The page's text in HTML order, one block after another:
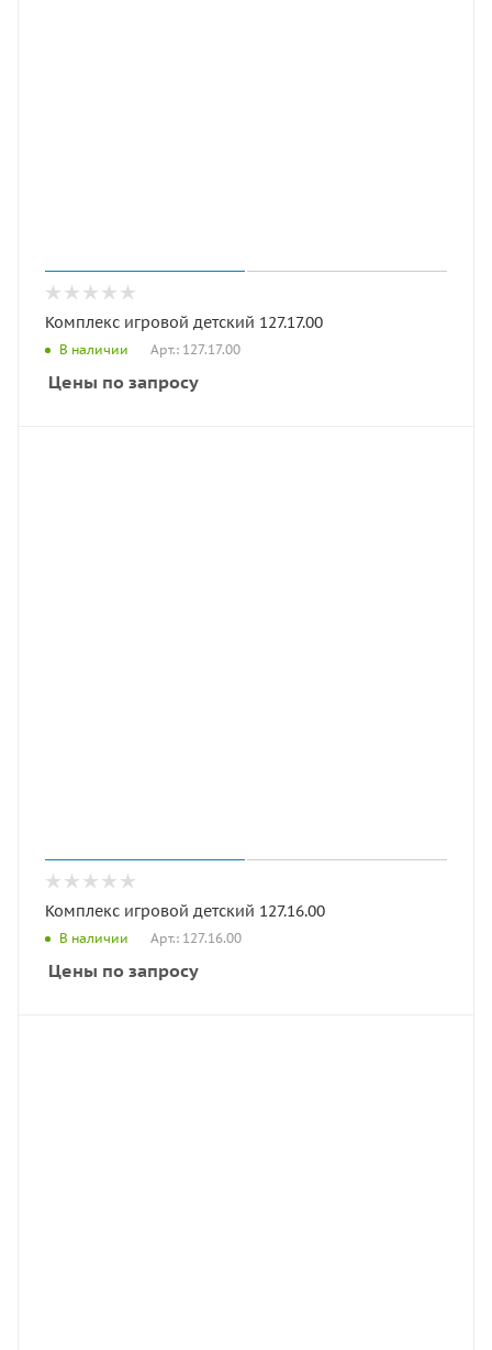
Комплекс игровой детский 127.17.00
В наличии Арт.: 127.17.00
Цены по запросу
Комплекс игровой детский 127.16.00
В наличии Арт.: 127.16.00
Цены по запросу